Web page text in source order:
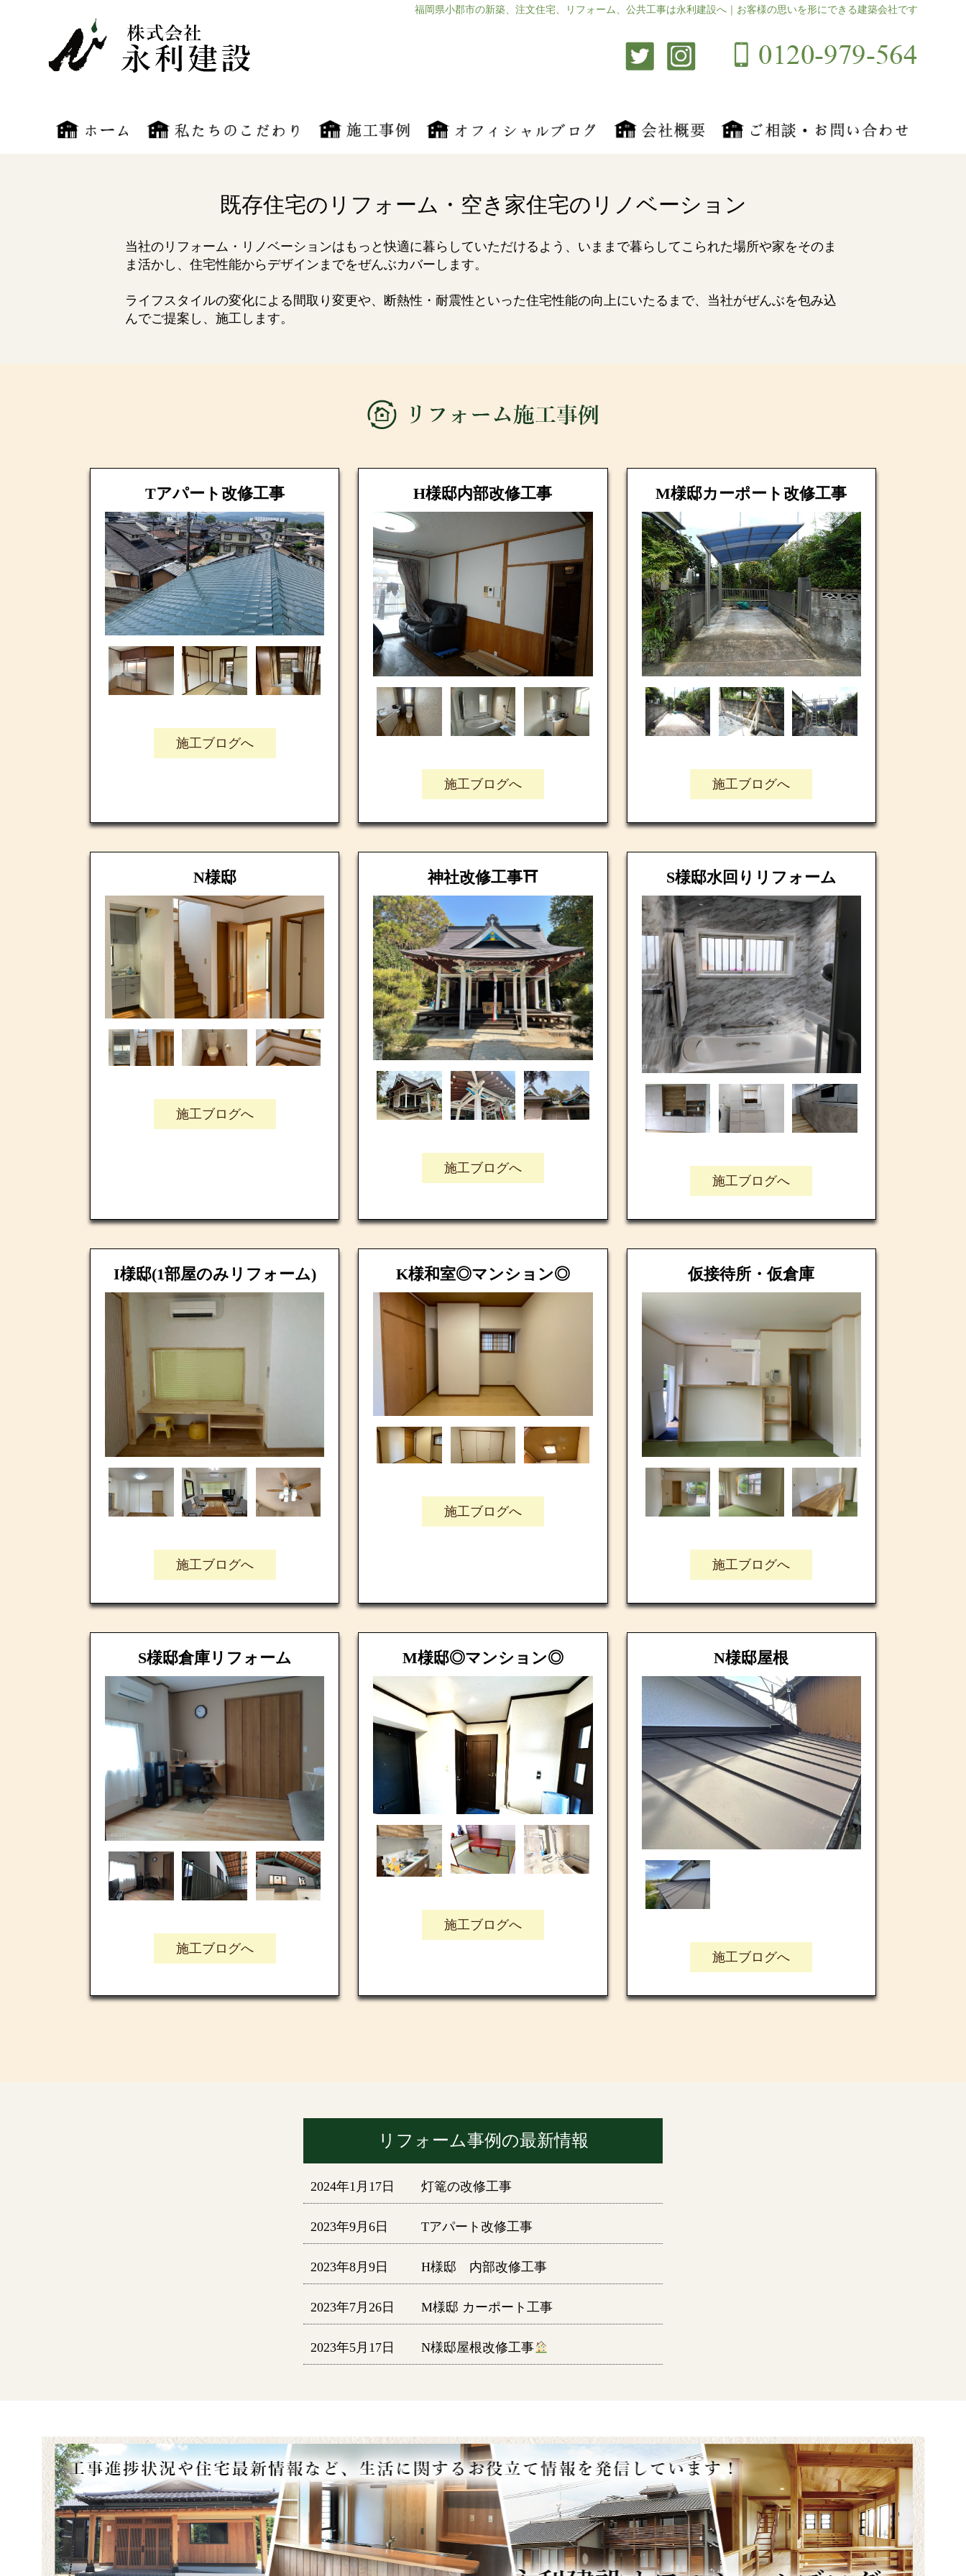
福岡県小郡市の新築、注文住宅、リフォーム、公共工事は永利建設へ｜お客様の思いを形にできる建築会社です
既存住宅のリフォーム・空き家住宅のリノベーション
当社のリフォーム・リノベーションはもっと快適に暮らしていただけるよう、いままで暮らしてこられた場所や家をそのま
ま活かし、住宅性能からデザインまでをぜんぶカバーします。
ライフスタイルの変化による間取り変更や、断熱性・耐震性といった住宅性能の向上にいたるまで、当社がぜんぶを包み込
んでご提案し、施工します。
Tアパート改修工事
施工ブログへ
H様邸内部改修工事
施工ブログへ
M様邸カーポート改修工事
施工ブログへ
N様邸
施工ブログへ
神社改修工事⛩
施工ブログへ
S様邸水回りリフォーム
施工ブログへ
I様邸(1部屋のみリフォーム)
施工ブログへ
K様和室◎マンション◎
施工ブログへ
仮接待所・仮倉庫
施工ブログへ
S様邸倉庫リフォーム
施工ブログへ
M様邸◎マンション◎
施工ブログへ
N様邸屋根
施工ブログへ
リフォーム事例の最新情報
2024年1月17日 灯篭の改修工事
2023年9月6日 Tアパート改修工事
2023年8月9日 H様邸 内部改修工事
2023年7月26日 M様邸 カーポート工事
2023年5月17日 N様邸屋根改修工事